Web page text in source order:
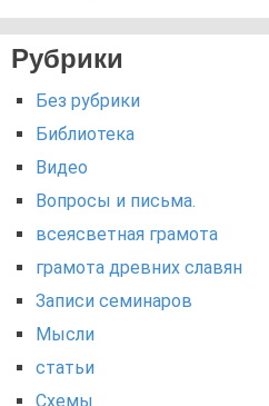
Рубрики
Без рубрики
Библиотека
Видео
Вопросы и письма.
всеясветная грамота
грамота древних славян
Записи семинаров
Мысли
статьи
Схемы